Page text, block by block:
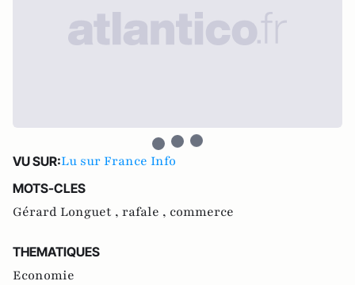
VU SUR:Lu sur France Info
MOTS-CLES
Gérard Longuet , rafale , commerce
THEMATIQUES
Economie